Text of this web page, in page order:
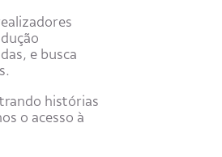
e busca
histórias
o acesso à